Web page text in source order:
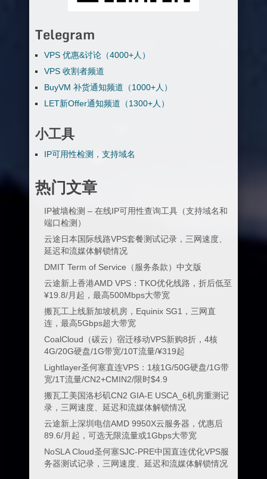
Telegram
VPS 优惠&讨论（4000+人）
VPS 收割者频道
BuyVM 补货通知频道（1000+人）
LET新Offer通知频道（1300+人）
小工具
IP可用性检测，支持域名
热门文章
IP被墙检测 – 在线IP可用性查询工具（支持域名和
端口检测）
云途日本国际线路VPS套餐测试记录，三网速度、
延迟和流媒体解锁情况
DMIT Term of Service（服务条款）中文版
云途新上香港AMD VPS：TKO优化线路，折后低至
¥19.8/月起，最高500Mbps大带宽
搬瓦工上线新加坡机房，Equinix SG1，三网直
连，最高5Gbps超大带宽
CoalCloud（碳云）宿迁移动VPS新购8折，4核
4G/20G硬盘/1G带宽/10T流量/¥319起
Lightlayer圣何塞直连VPS：1核1G/50G硬盘/1G带
宽/1T流量/CN2+CMIN2/限时$4.9
搬瓦工美国洛杉矶CN2 GIA-E USCA_6机房重测记
录，三网速度、延迟和流媒体解锁情况
云途新上深圳电信AMD 9950X云服务器，优惠后
89.6/月起，可选无限流量或1Gbps大带宽
NoSLA Cloud圣何塞SJC-PRE中国直连优化VPS服
务器测试记录，三网速度、延迟和流媒体解锁情况